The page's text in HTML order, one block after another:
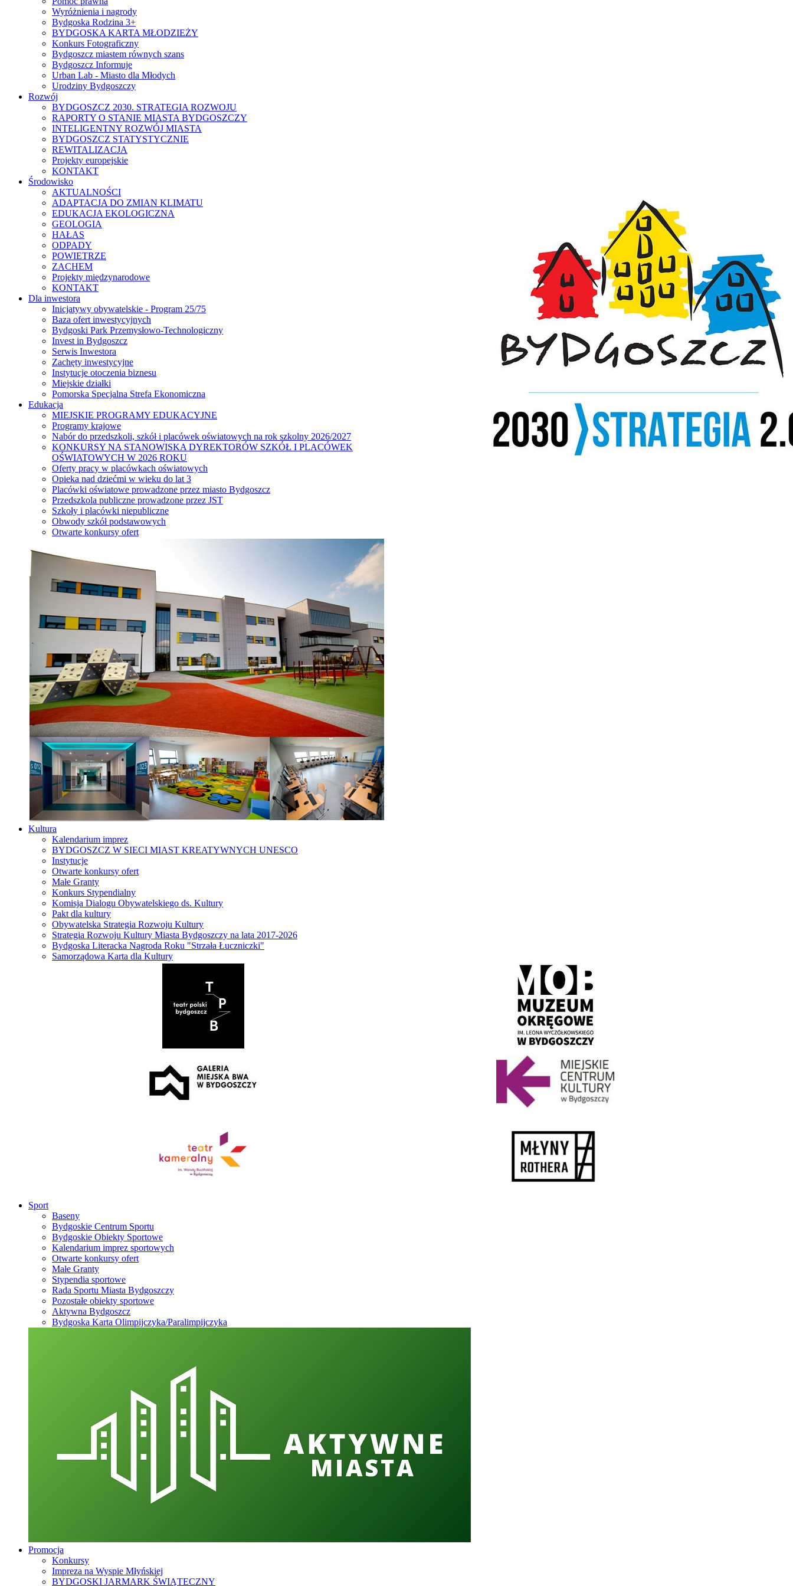
Wyróżnienia i nagrody
Bydgoska Rodzina 3+
BYDGOSKA KARTA MŁODZIEŻY
Konkurs Fotograficzny
Bydgoszcz miastem równych szans
Bydgoszcz Informuje
Urban Lab - Miasto dla Młodych
Urodziny Bydgoszczy
Rozwój
BYDGOSZCZ 2030. STRATEGIA ROZWOJU
RAPORTY O STANIE MIASTA BYDGOSZCZY
INTELIGENTNY ROZWÓJ MIASTA
BYDGOSZCZ STATYSTYCZNIE
REWITALIZACJA
Projekty europejskie
KONTAKT
Środowisko
AKTUALNOŚCI
ADAPTACJA DO ZMIAN KLIMATU
EDUKACJA EKOLOGICZNA
GEOLOGIA
HAŁAS
ODPADY
POWIETRZE
ZACHEM
Projekty międzynarodowe
KONTAKT
Dla inwestora
Inicjatywy obywatelskie - Program 25/75
Baza ofert inwestycyjnych
Bydgoski Park Przemysłowo-Technologiczny
Invest in Bydgoszcz
Serwis Inwestora
Zachęty inwestycyjne
Instytucje otoczenia biznesu
Miejskie działki
Pomorska Specjalna Strefa Ekonomiczna
Edukacja
MIEJSKIE PROGRAMY EDUKACYJNE
Programy krajowe
Nabór do przedszkoli, szkół i placówek oświatowych na rok szkolny 2026/2027
KONKURSY NA STANOWISKA DYREKTORÓW SZKÓŁ I PLACÓWEK
OŚWIATOWYCH W 2026 ROKU
Oferty pracy w placówkach oświatowych
Opieka nad dziećmi w wieku do lat 3
Placówki oświatowe prowadzone przez miasto Bydgoszcz
Przedszkola publiczne prowadzone przez JST
Szkoły i placówki niepubliczne
Obwody szkół podstawowych
Otwarte konkursy ofert
Kultura
Kalendarium imprez
BYDGOSZCZ W SIECI MIAST KREATYWNYCH UNESCO
Instytucje
Otwarte konkursy ofert
Małe Granty
Konkurs Stypendialny
Komisja Dialogu Obywatelskiego ds. Kultury
Pakt dla kultury
Obywatelska Strategia Rozwoju Kultury
Strategia Rozwoju Kultury Miasta Bydgoszczy na lata 2017-2026
Bydgoska Literacka Nagroda Roku "Strzała Łuczniczki"
Samorządowa Karta dla Kultury
Sport
Baseny
Bydgoskie Centrum Sportu
Bydgoskie Obiekty Sportowe
Kalendarium imprez sportowych
Otwarte konkursy ofert
Małe Granty
Stypendia sportowe
Rada Sportu Miasta Bydgoszczy
Pozostałe obiekty sportowe
Aktywna Bydgoszcz
Bydgoska Karta Olimpijczyka/Paralimpijczyka
Promocja
Konkursy
Impreza na Wyspie Młyńskiej
BYDGOSKI JARMARK ŚWIĄTECZNY